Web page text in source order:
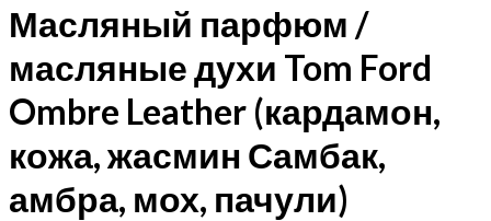
Масляный парфюм /
масляные духи Tom Ford
Ombre Leather (кардамон,
кожа, жасмин Самбак,
амбра, мох, пачули)